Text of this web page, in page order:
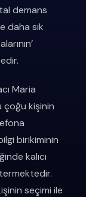
demans
daha sık
Maria
çoğu kişinin
birikiminin
kalıcı
seçimi ile